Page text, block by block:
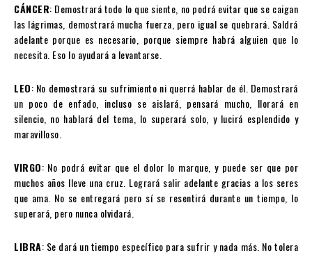
CÁNCER: Demostrará todo lo que siente, no podrá evitar que se caigan
las lágrimas, demostrará mucha fuerza, pero igual se quebrará. Saldrá
adelante porque es necesario, porque siempre habrá alguien que lo
necesita. Eso lo ayudará a levantarse.
LEO: No demostrará su sufrimiento ni querrá hablar de él. Demostrará
un poco de enfado, incluso se aislará, pensará mucho, llorará en
silencio, no hablará del tema, lo superará solo, y lucirá esplendido y
maravilloso.
VIRGO: No podrá evitar que el dolor lo marque, y puede ser que por
muchos años lleve una cruz. Logrará salir adelante gracias a los seres
que ama. No se entregará pero sí se resentirá durante un tiempo, lo
superará, pero nunca olvidará.
LIBRA: Se dará un tiempo específico para sufrir y nada más. No tolera